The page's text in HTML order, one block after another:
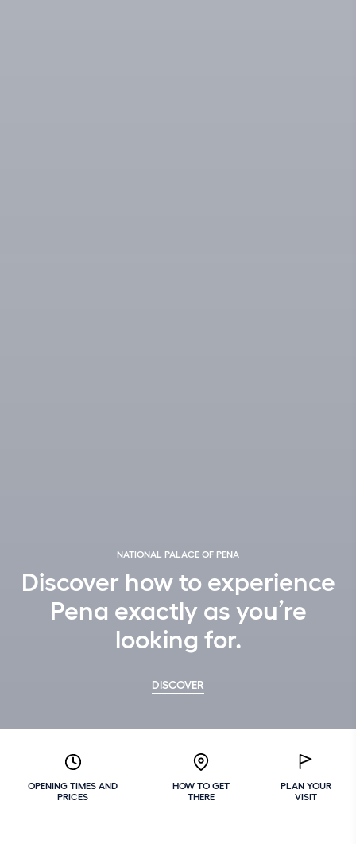
NATIONAL PALACE OF PENA
Discover how to experience
Pena exactly as you’re
looking for.
DISCOVER
OPENING TIMES AND
PRICES
HOW TO GET
THERE
PLAN YOUR
VISIT